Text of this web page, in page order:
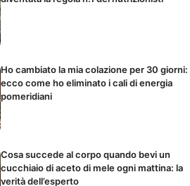
Ho cambiato la mia colazione per 30 giorni:
ecco come ho eliminato i cali di energia
pomeridiani
Cosa succede al corpo quando bevi un
cucchiaio di aceto di mele ogni mattina: la
verità dell’esperto